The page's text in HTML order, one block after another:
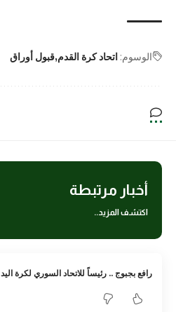
الوسوم: اتحاد كرة القدم قبول أوراق
أخبار مرتبطة
اكتشف المزيد..
رافع بجبوج .. رئيساً للاتحاد السوري لكرة اليد